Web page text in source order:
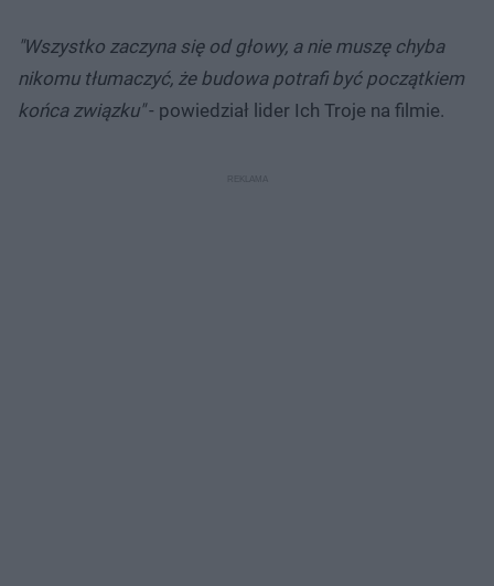
"Wszystko zaczyna się od głowy, a nie muszę chyba
nikomu tłumaczyć, że budowa potrafi być początkiem
końca związku"- powiedział lider Ich Troje na filmie.